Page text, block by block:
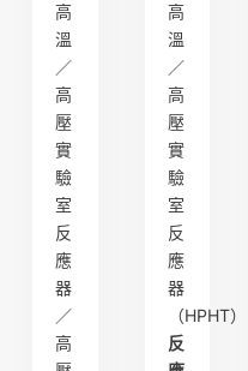
高
溫
／
高
壓
實
驗
室
反
應
器
／
高
高
溫
／
高
壓
實
驗
室
反
應
器
（HPHT）
反